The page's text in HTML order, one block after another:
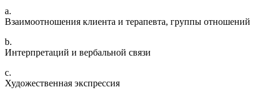
a.
Взаимоотношения клиента и терапевта, группы отношений
b.
Интерпретаций и вербальной связи
c.
Художественная экспрессия